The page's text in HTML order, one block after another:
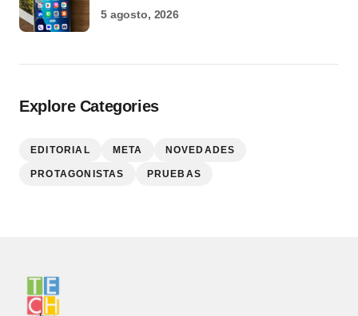
5 agosto, 2026
Explore Categories
EDITORIAL META NOVEDADES
PROTAGONISTAS PRUEBAS